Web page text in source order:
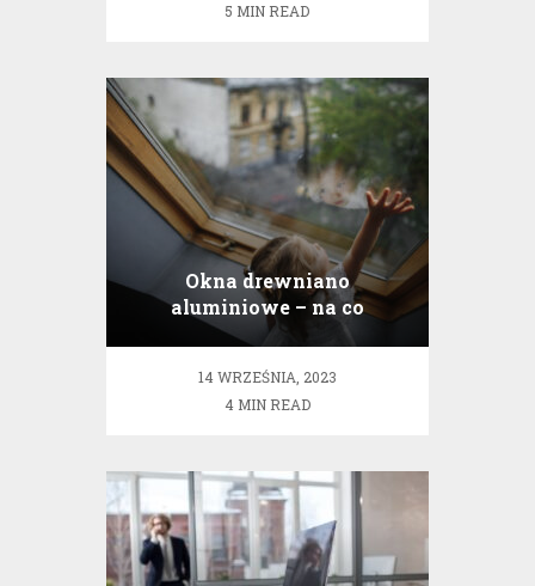
5 MIN READ
Okna drewniano
aluminiowe – na co
zwrócić uwagę przy
14 WRZEŚNIA, 2023
4 MIN READ